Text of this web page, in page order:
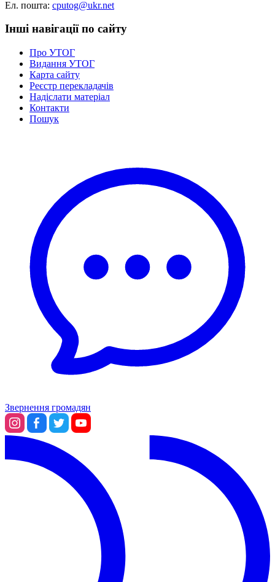
Ел. пошта: cputog@ukr.net
Інші навігації по сайту
Про УТОГ
Видання УТОГ
Карта сайту
Реєстр перекладачів
Надіслати матеріал
Контакти
Пошук
Звернення громадян